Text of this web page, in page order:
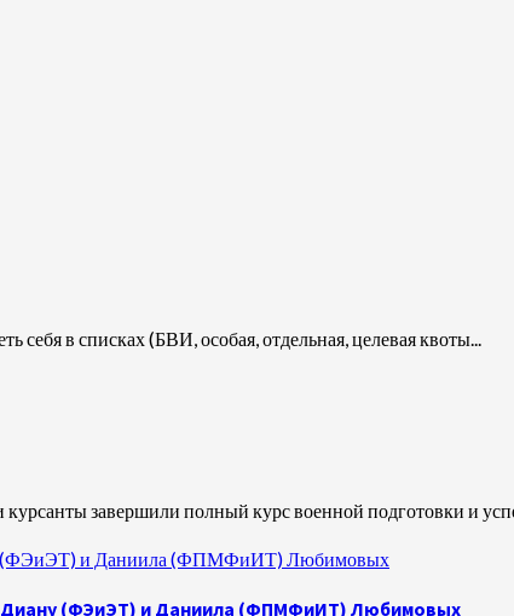
себя в списках (БВИ, особая, отдельная, целевая квоты...
завершили полный курс военной подготовки и
(ФЭиЭТ) и Даниила (ФПМФиИТ) Любимовых
Диану (ФЭиЭТ) и Даниила (ФПМФиИТ) Любимовых